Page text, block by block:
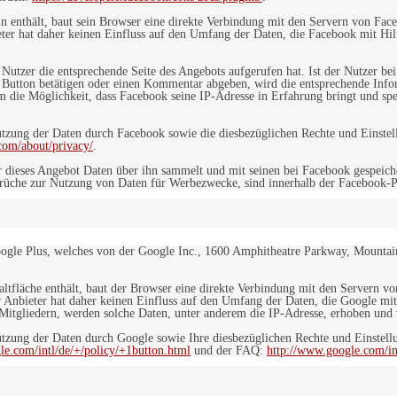
enthält, baut sein Browser eine direkte Verbindung mit den Servern von
hat daher keinen Einfluss auf den Umfang der Daten, die Facebook mit
die entsprechende Seite des Angebots aufgerufen hat. Ist der Nutzer
betätigen oder einen Kommentar abgeben, wird die entsprechende
Möglichkeit, dass Facebook seine IP-Adresse in Erfahrung bringt und
der Daten durch Facebook sowie die diesbezüglichen Rechte und
about/privacy/.
Angebot Daten über ihn sammelt und mit seinen bei Facebook
zur Nutzung von Daten für Werbezwecke, sind innerhalb der
Plus, welches von der Google Inc., 1600 Amphitheatre Parkway,
enthält, baut der Browser eine direkte Verbindung mit den
hat daher keinen Einfluss auf den Umfang der Daten, die Google
werden solche Daten, unter anderem die IP-Adresse, erhoben und
der Daten durch Google sowie Ihre diesbezüglichen Rechte und
intl/de/+/policy/+1button.html und der FAQ: http://www.google.com/